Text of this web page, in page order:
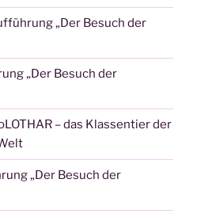
„Der Besuch der
„Der Besuch der
– das Klassentier der
„Der Besuch der